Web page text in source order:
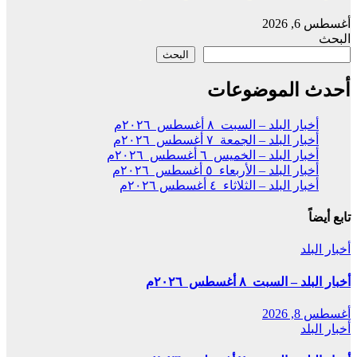
أغسطس 6, 2026
البحث
البحث
أحدث الموضوعات
أخبار البلد – السبت ٨ أغسطس ٢٠٢٦م
أخبار البلد – الجمعة ٧ أغسطس ٢٠٢٦م
أخبار البلد – الخميس ٦ أغسطس ٢٠٢٦م
أخبار البلد – الأربعاء ٥ أغسطس ٢٠٢٦م
أخبار البلد – الثلاثاء ٤ أغسطس ٢٠٢٦م
تابع أيضاً
أخبار البلد
أخبار البلد – السبت ٨ أغسطس ٢٠٢٦م
أغسطس 8, 2026
أخبار البلد